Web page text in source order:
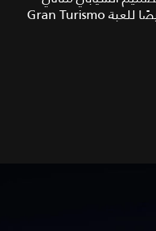
وتقنية رائدة، وهي عبارة عن أحدث سيارة سباق افتراضية وكهربائية بالكامل تم تطويرها خصيصًا للعبة Gran Turismo